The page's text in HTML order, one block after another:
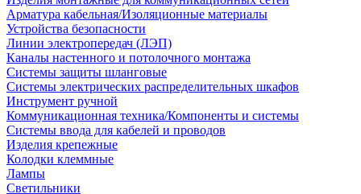
Арматура кабельная/Изоляционные материалы
Устройства безопасности
Линии электропередач (ЛЭП)
Каналы настенного и потолочного монтажа
Системы защиты шланговые
Системы электрических распределительных шкафов
Инструмент ручной
Коммуникационная техника/Компоненты и системы
Системы ввода для кабелей и проводов
Изделия крепежные
Колодки клеммные
Лампы
Светильники